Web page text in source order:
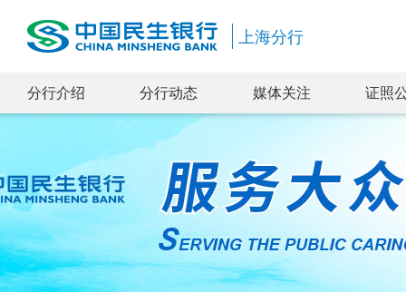
上海分行
分行介绍 分行动态 媒体关注 证照